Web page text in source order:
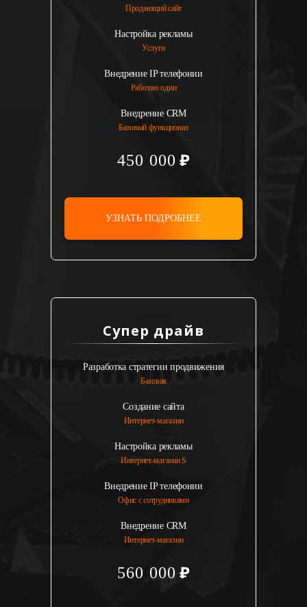
Продающий сайт
Настройка рекламы
Услуги
Внедрение IP телефонии
Работаю один
Внедрение CRM
Базовый функционал
450 000
УЗНАТЬ ПОДРОБНЕЕ
Супер драйв
Разработка стратегии продвижения
Базовая
Создание сайта
Интернет-магазин
Настройка рекламы
Интернет-магазин S
Внедрение IP телефонии
Офис с сотрудниками
Внедрение CRM
Интернет-магазин
560 000